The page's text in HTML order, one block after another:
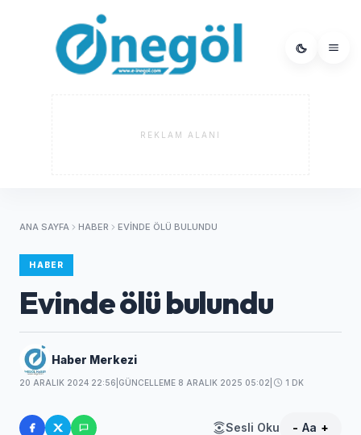
REKLAM ALANI
ANA SAYFA HABER EVINDE ÖLÜ BULUNDU
HABER
Evinde ölü bulundu
Haber Merkezi
20 ARALIK 2024 22:56 GÜNCELLEME 8 ARALIK 2025 05:02 1 DK
Sesli Oku - Aa +